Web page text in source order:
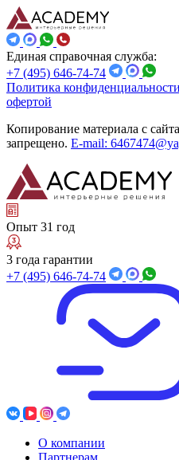
Единая справочная служба:
+7 (495) 646-74-74
Политика конфиденциальности
офертой
Копирование материала с
запрещено. E-mail:
Опыт 31 год
3 года гарантии
+7 (495) 646-74-74
О компании
Партнерам